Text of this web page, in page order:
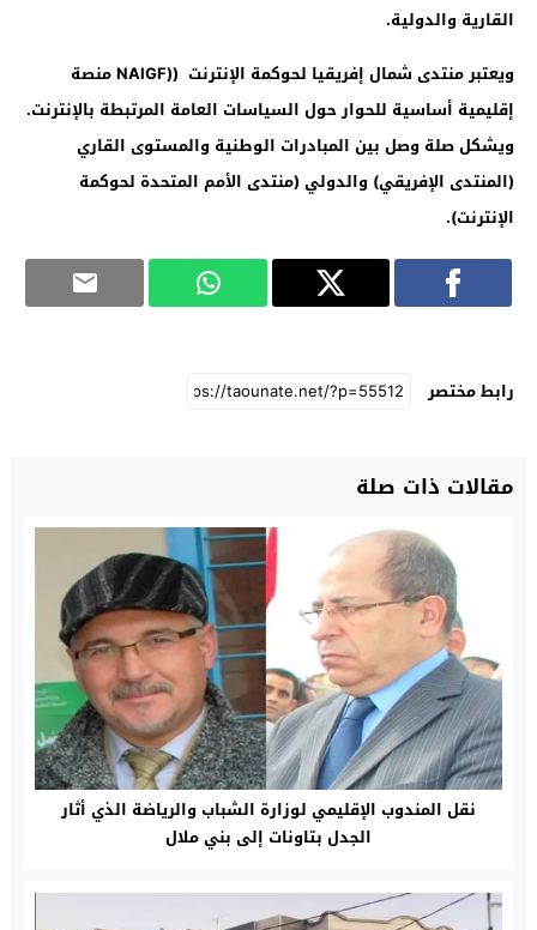
القارية والدولية.
ويعتبر منتدى شمال إفريقيا لحوكمة الإنترنت ((NAIGF
منصة
إقليمية أساسية للحوار حول السياسات العامة المرتبطة بالإنترنت.
ويشكل صلة وصل بين المبادرات الوطنية والمستوى القاري
(المنتدى الإفريقي) والدولي (منتدى الأمم المتحدة لحوكمة
الإنترنت).
رابط مختصر
مقالات ذات صلة
نقل المندوب الإقليمي لوزارة الشباب والرياضة الذي أثار
الجدل بتاونات إلى بني ملال